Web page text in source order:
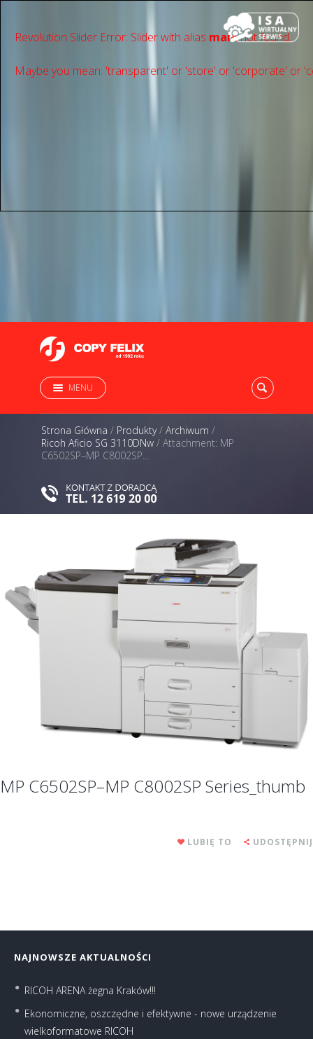
Revolution Slider Error: Slider with alias mainnot found.
Maybe you mean: 'transparent' or 'store' or 'сorporate' or
MENU
Strona Główna / Produkty/ Archiwum /
Ricoh Aficio SG 3110DNw / Attachment: MP
C6502SP–MP C8002SP...
MP C6502SP–MP C8002SP Series_thumb
LUBIĘ TO UDOSTĘPNIJ
NAJNOWSZE AKTUALNOŚCI
RICOH ARENA żegna Kraków!!!
Ekonomiczne, oszczędne i efektywne - nowe urządzenie
wielkoformatowe RICOH